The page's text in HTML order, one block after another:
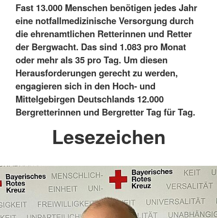
Fast 13.000 Menschen benötigen jedes Jahr
eine notfallmedizinische Versorgung durch
die ehrenamtlichen Retterinnen und Retter
der Bergwacht. Das sind 1.083 pro Monat
oder mehr als 35 pro Tag. Um diesen
Herausforderungen gerecht zu werden,
engagieren sich in den Hoch- und
Mittelgebirgen Deutschlands 12.000
Bergretterinnen und Bergretter Tag für Tag.
Lesezeichen